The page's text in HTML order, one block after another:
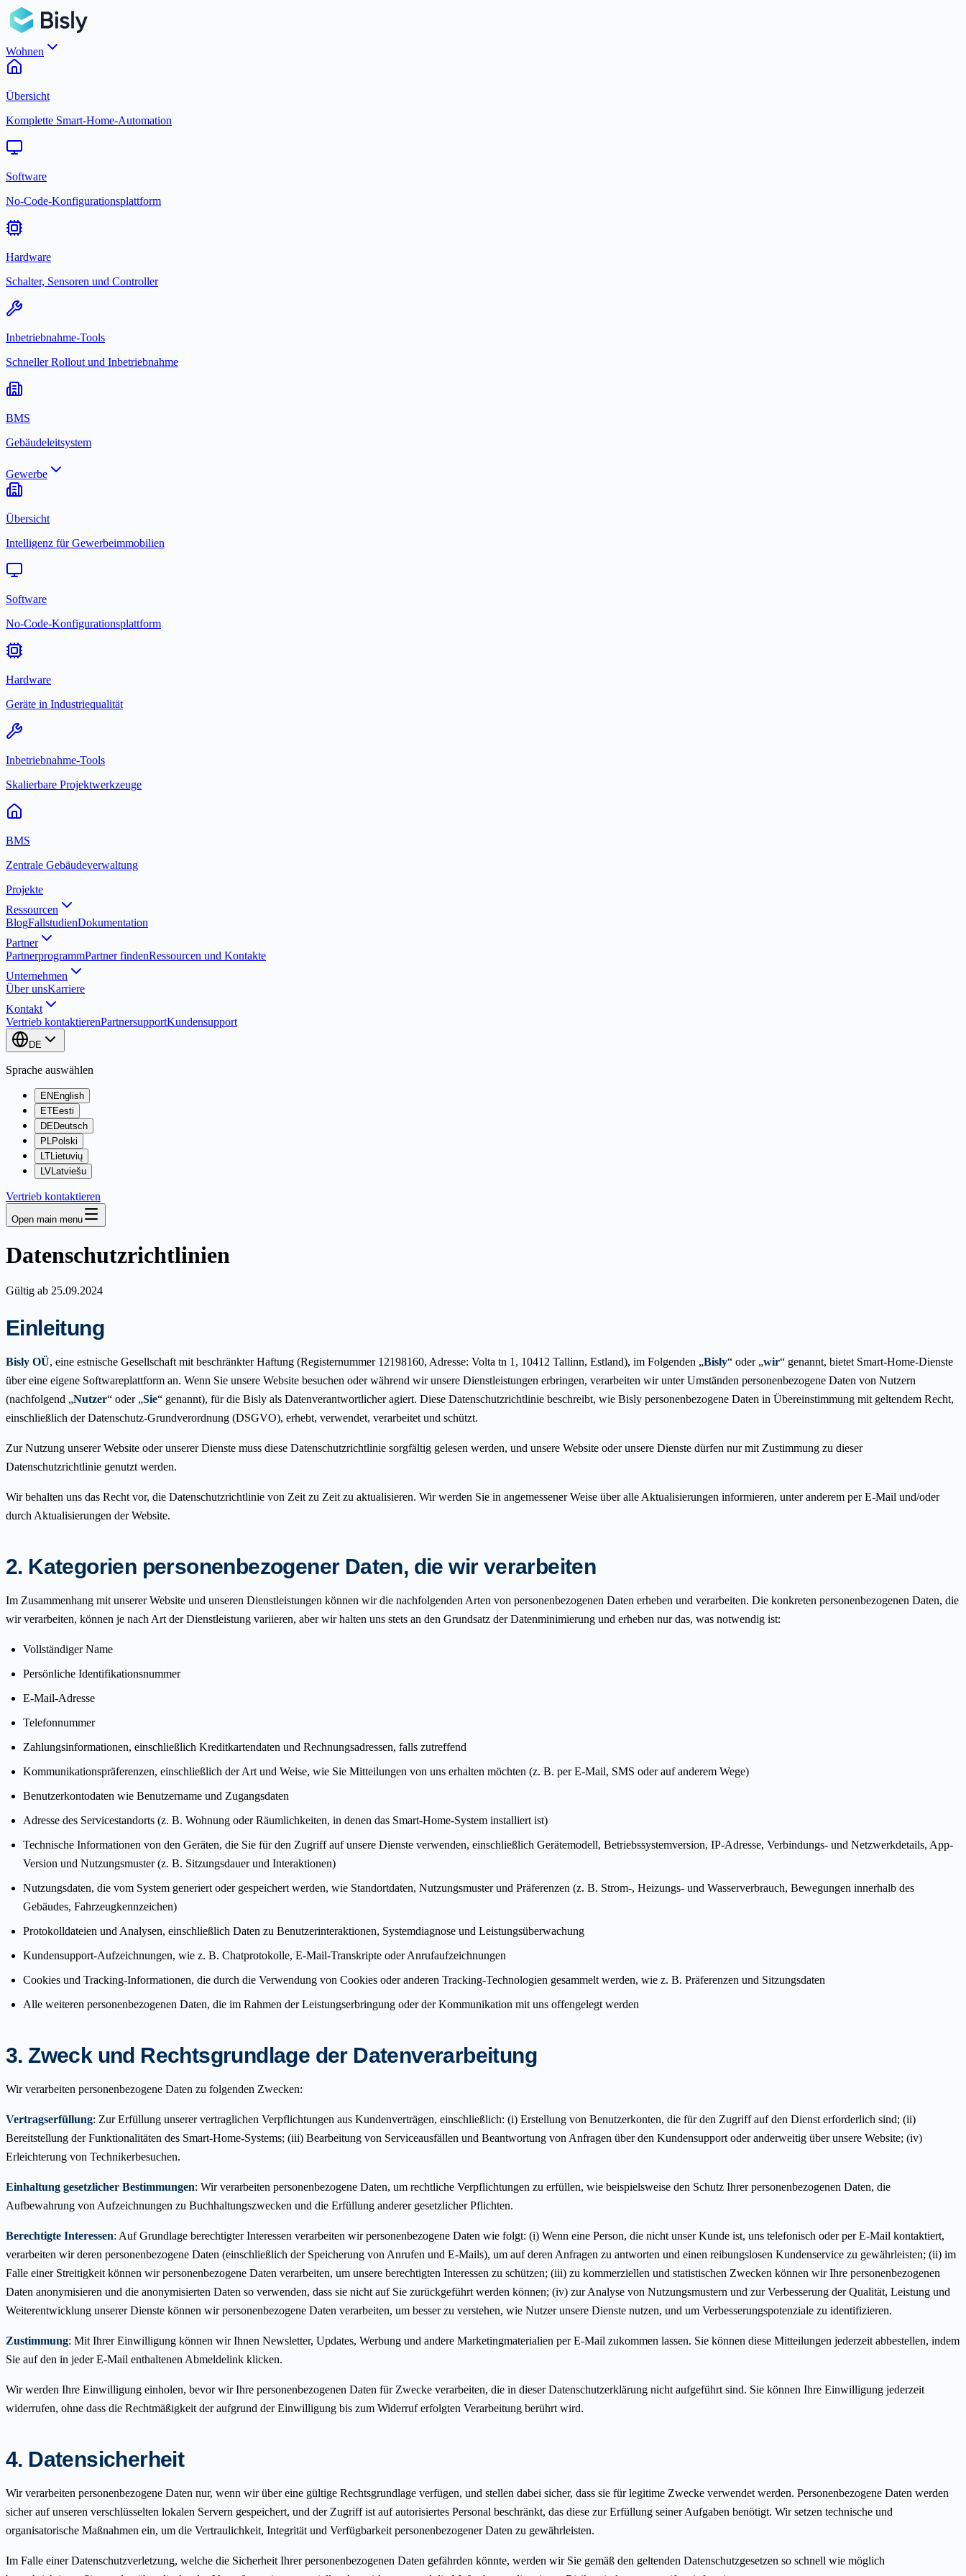
Wohnen
Übersicht
Komplette Smart-Home-Automation
Software
No-Code-Konfigurationsplattform
Hardware
Schalter, Sensoren und Controller
Inbetriebnahme-Tools
Schneller Rollout und Inbetriebnahme
BMS
Gebäudeleitsystem
Gewerbe
Übersicht
Intelligenz für Gewerbeimmobilien
Software
No-Code-Konfigurationsplattform
Hardware
Geräte in Industriequalität
Inbetriebnahme-Tools
Skalierbare Projektwerkzeuge
BMS
Zentrale Gebäudeverwaltung
Projekte
Ressourcen
BlogFallstudienDokumentation
Partner
PartnerprogrammPartner findenRessourcen und Kontakte
Unternehmen
Über unsKarriere
Kontakt
Vertrieb kontaktierenPartnersupportKundensupport
DE
Sprache auswählen
EN English
ETEesti
DEDeutsch
PLPolski
LTLietuvių
LVLatviešu
Vertrieb kontaktieren
Open main menu
Datenschutzrichtlinien
Gültig ab 25.09.2024
Einleitung
Bisly OÜ, eine estnische Gesellschaft mit beschränkter Haftung (Registernummer 12198160, Adresse: Volta tn 1, 10412 Tallinn, Estland), im Folgenden „Bisly“ oder „wir“ genannt, bietet Smart-Home-Dienste
über eine eigene Softwareplattform an. Wenn Sie unsere Website besuchen oder während wir unsere Dienstleistungen erbringen, verarbeiten wir unter Umständen personenbezogene Daten von Nutzern
(nachfolgend „Nutzer“ oder „Sie“ genannt), für die Bisly als Datenverantwortlicher agiert. Diese Datenschutzrichtlinie beschreibt, wie Bisly personenbezogene Daten in Übereinstimmung mit geltendem Recht,
einschließlich der Datenschutz-Grundverordnung (DSGVO), erhebt, verwendet, verarbeitet und schützt.
Zur Nutzung unserer Website oder unserer Dienste muss diese Datenschutzrichtlinie sorgfältig gelesen werden, und unsere Website oder unsere Dienste dürfen nur mit Zustimmung zu dieser
Datenschutzrichtlinie genutzt werden.
Wir behalten uns das Recht vor, die Datenschutzrichtlinie von Zeit zu Zeit zu aktualisieren. Wir werden Sie in angemessener Weise über alle Aktualisierungen informieren, unter anderem per E-Mail und/oder
durch Aktualisierungen der Website.
2. Kategorien personenbezogener Daten, die wir verarbeiten
Im Zusammenhang mit unserer Website und unseren Dienstleistungen können wir die nachfolgenden Arten von personenbezogenen Daten erheben und verarbeiten. Die konkreten personenbezogenen Daten, die
wir verarbeiten, können je nach Art der Dienstleistung variieren, aber wir halten uns stets an den Grundsatz der Datenminimierung und erheben nur das, was notwendig ist:
Vollständiger Name
Persönliche Identifikationsnummer
E-Mail-Adresse
Telefonnummer
Zahlungsinformationen, einschließlich Kreditkartendaten und Rechnungsadressen, falls zutreffend
Kommunikationspräferenzen, einschließlich der Art und Weise, wie Sie Mitteilungen von uns erhalten möchten (z. B. per E-Mail, SMS oder auf anderem Wege)
Benutzerkontodaten wie Benutzername und Zugangsdaten
Adresse des Servicestandorts (z. B. Wohnung oder Räumlichkeiten, in denen das Smart-Home-System installiert ist)
Technische Informationen von den Geräten, die Sie für den Zugriff auf unsere Dienste verwenden, einschließlich Gerätemodell, Betriebssystemversion, IP-Adresse, Verbindungs- und Netzwerkdetails, App-
Version und Nutzungsmuster (z. B. Sitzungsdauer und Interaktionen)
Nutzungsdaten, die vom System generiert oder gespeichert werden, wie Standortdaten, Nutzungsmuster und Präferenzen (z. B. Strom-, Heizungs- und Wasserverbrauch, Bewegungen innerhalb des
Gebäudes, Fahrzeugkennzeichen)
Protokolldateien und Analysen, einschließlich Daten zu Benutzerinteraktionen, Systemdiagnose und Leistungsüberwachung
Kundensupport-Aufzeichnungen, wie z. B. Chatprotokolle, E-Mail-Transkripte oder Anrufaufzeichnungen
Cookies und Tracking-Informationen, die durch die Verwendung von Cookies oder anderen Tracking-Technologien gesammelt werden, wie z. B. Präferenzen und Sitzungsdaten
Alle weiteren personenbezogenen Daten, die im Rahmen der Leistungserbringung oder der Kommunikation mit uns offengelegt werden
3. Zweck und Rechtsgrundlage der Datenverarbeitung
Wir verarbeiten personenbezogene Daten zu folgenden Zwecken:
Vertragserfüllung: Zur Erfüllung unserer vertraglichen Verpflichtungen aus Kundenverträgen, einschließlich: (i) Erstellung von Benutzerkonten, die für den Zugriff auf den Dienst erforderlich sind; (ii)
Bereitstellung der Funktionalitäten des Smart-Home-Systems; (iii) Bearbeitung von Serviceausfällen und Beantwortung von Anfragen über den Kundensupport oder anderweitig über unsere Website; (iv)
Erleichterung von Technikerbesuchen.
Einhaltung gesetzlicher Bestimmungen: Wir verarbeiten personenbezogene Daten, um rechtliche Verpflichtungen zu erfüllen, wie beispielsweise den Schutz Ihrer personenbezogenen Daten, die
Aufbewahrung von Aufzeichnungen zu Buchhaltungszwecken und die Erfüllung anderer gesetzlicher Pflichten.
Berechtigte Interessen: Auf Grundlage berechtigter Interessen verarbeiten wir personenbezogene Daten wie folgt: (i) Wenn eine Person, die nicht unser Kunde ist, uns telefonisch oder per E-Mail kontaktiert,
verarbeiten wir deren personenbezogene Daten (einschließlich der Speicherung von Anrufen und E-Mails), um auf deren Anfragen zu antworten und einen reibungslosen Kundenservice zu gewährleisten; (ii) im
Falle einer Streitigkeit können wir personenbezogene Daten verarbeiten, um unsere berechtigten Interessen zu schützen; (iii) zu kommerziellen und statistischen Zwecken können wir Ihre personenbezogenen
Daten anonymisieren und die anonymisierten Daten so verwenden, dass sie nicht auf Sie zurückgeführt werden können; (iv) zur Analyse von Nutzungsmustern und zur Verbesserung der Qualität, Leistung und
Weiterentwicklung unserer Dienste können wir personenbezogene Daten verarbeiten, um besser zu verstehen, wie Nutzer unsere Dienste nutzen, und um Verbesserungspotenziale zu identifizieren.
Zustimmung: Mit Ihrer Einwilligung können wir Ihnen Newsletter, Updates, Werbung und andere Marketingmaterialien per E-Mail zukommen lassen. Sie können diese Mitteilungen jederzeit abbestellen, indem
Sie auf den in jeder E-Mail enthaltenen Abmeldelink klicken.
Wir werden Ihre Einwilligung einholen, bevor wir Ihre personenbezogenen Daten für Zwecke verarbeiten, die in dieser Datenschutzerklärung nicht aufgeführt sind. Sie können Ihre Einwilligung jederzeit
widerrufen, ohne dass die Rechtmäßigkeit der aufgrund der Einwilligung bis zum Widerruf erfolgten Verarbeitung berührt wird.
4. Datensicherheit
Wir verarbeiten personenbezogene Daten nur, wenn wir über eine gültige Rechtsgrundlage verfügen, und stellen dabei sicher, dass sie für legitime Zwecke verwendet werden. Personenbezogene Daten werden
sicher auf unseren verschlüsselten lokalen Servern gespeichert, und der Zugriff ist auf autorisiertes Personal beschränkt, das diese zur Erfüllung seiner Aufgaben benötigt. Wir setzen technische und
organisatorische Maßnahmen ein, um die Vertraulichkeit, Integrität und Verfügbarkeit personenbezogener Daten zu gewährleisten.
Im Falle einer Datenschutzverletzung, welche die Sicherheit Ihrer personenbezogenen Daten gefährden könnte, werden wir Sie gemäß den geltenden Datenschutzgesetzen so schnell wie möglich